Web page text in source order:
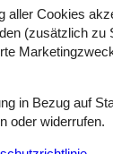
Eine
Schalter mit
rauher
mittelgrosser
Sender nimmt
den nächsten
aller Cookies
(zusätzlich zu
in Bezug auf
oder widerrufen.